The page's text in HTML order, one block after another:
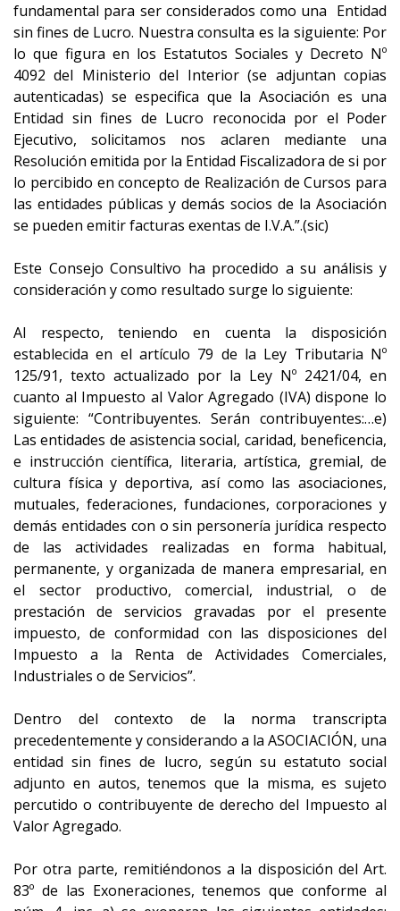
fundamental para ser considerados como una Entidad
sin fines de Lucro. Nuestra consulta es la siguiente: Por
lo que figura en los Estatutos Sociales y Decreto Nº
4092 del Ministerio del Interior (se adjuntan copias
autenticadas) se especifica que la Asociación es una
Entidad sin fines de Lucro reconocida por el Poder
Ejecutivo, solicitamos nos aclaren mediante una
Resolución emitida por la Entidad Fiscalizadora de si por
lo percibido en concepto de Realización de Cursos para
las entidades públicas y demás socios de la Asociación
se pueden emitir facturas exentas de I.V.A.”.(sic)
Este Consejo Consultivo ha procedido a su análisis y
consideración y como resultado surge lo siguiente:
Al respecto, teniendo en cuenta la disposición
establecida en el artículo 79 de la Ley Tributaria Nº
125/91, texto actualizado por la Ley Nº 2421/04, en
cuanto al Impuesto al Valor Agregado (IVA) dispone lo
siguiente: “Contribuyentes. Serán contribuyentes:…e)
Las entidades de asistencia social, caridad, beneficencia,
e instrucción científica, literaria, artística, gremial, de
cultura física y deportiva, así como las asociaciones,
mutuales, federaciones, fundaciones, corporaciones y
demás entidades con o sin personería jurídica respecto
de las actividades realizadas en forma habitual,
permanente, y organizada de manera empresarial, en
el sector productivo, comercial, industrial, o de
prestación de servicios gravadas por el presente
impuesto, de conformidad con las disposiciones del
Impuesto a la Renta de Actividades Comerciales,
Industriales o de Servicios”.
Dentro del contexto de la norma transcripta
precedentemente y considerando a la ASOCIACIÓN, una
entidad sin fines de lucro, según su estatuto social
adjunto en autos, tenemos que la misma, es sujeto
percutido o contribuyente de derecho del Impuesto al
Valor Agregado.
Por otra parte, remitiéndonos a la disposición del Art.
83º de las Exoneraciones, tenemos que conforme al